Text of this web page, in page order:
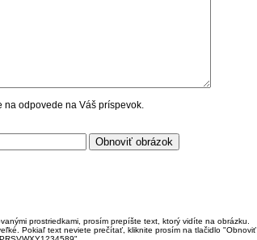
odpovede na Váš príspevok.
prostriedkami, prosím prepíšte text, ktorý vidíte na obrázku.
Pokiaľ text neviete prečítať, kliknite prosím na tlačidlo "Obnoviť